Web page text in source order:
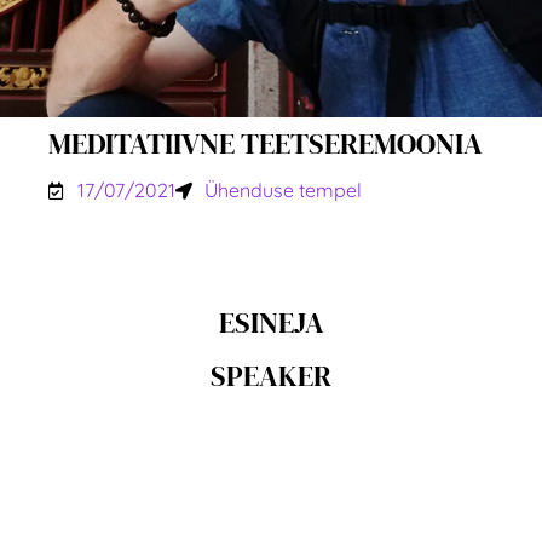
MEDITATIIVNE TEETSEREMOONIA
17/07/2021 Ühenduse tempel
ESINEJA
SPEAKER